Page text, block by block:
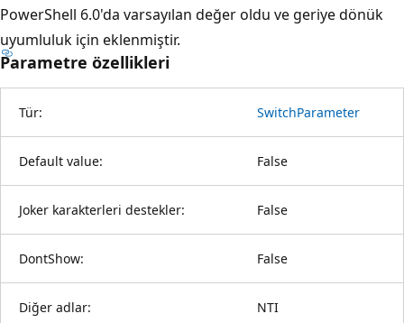
PowerShell 6.0'da varsayılan değer oldu ve geriye dönük
uyumluluk için eklenmiştir.
Parametre özellikleri
Tür: SwitchParameter
Default value: False
Joker karakterleri destekler: False
DontShow: False
Diğer adlar: NTI